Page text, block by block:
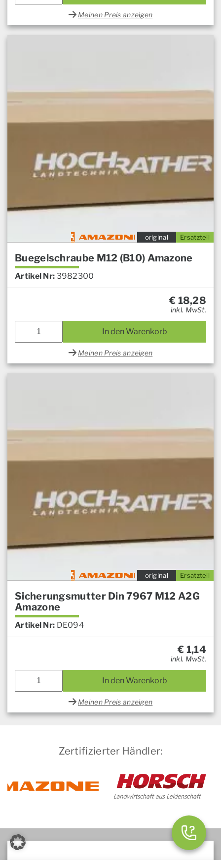
Meinen Preis anzeigen
Ersatzteil
original
Buegelschraube M12 (B10) Amazone
Artikel Nr: 3982300
€ 18,28
inkl. MwSt.
In den Warenkorb
Meinen Preis anzeigen
Ersatzteil
original
Sicherungsmutter Din 7967 M12 A2G
Amazone
Artikel Nr: DE094
€ 1,14
inkl. MwSt.
In den Warenkorb
Meinen Preis anzeigen
Zertifizierter Händler: